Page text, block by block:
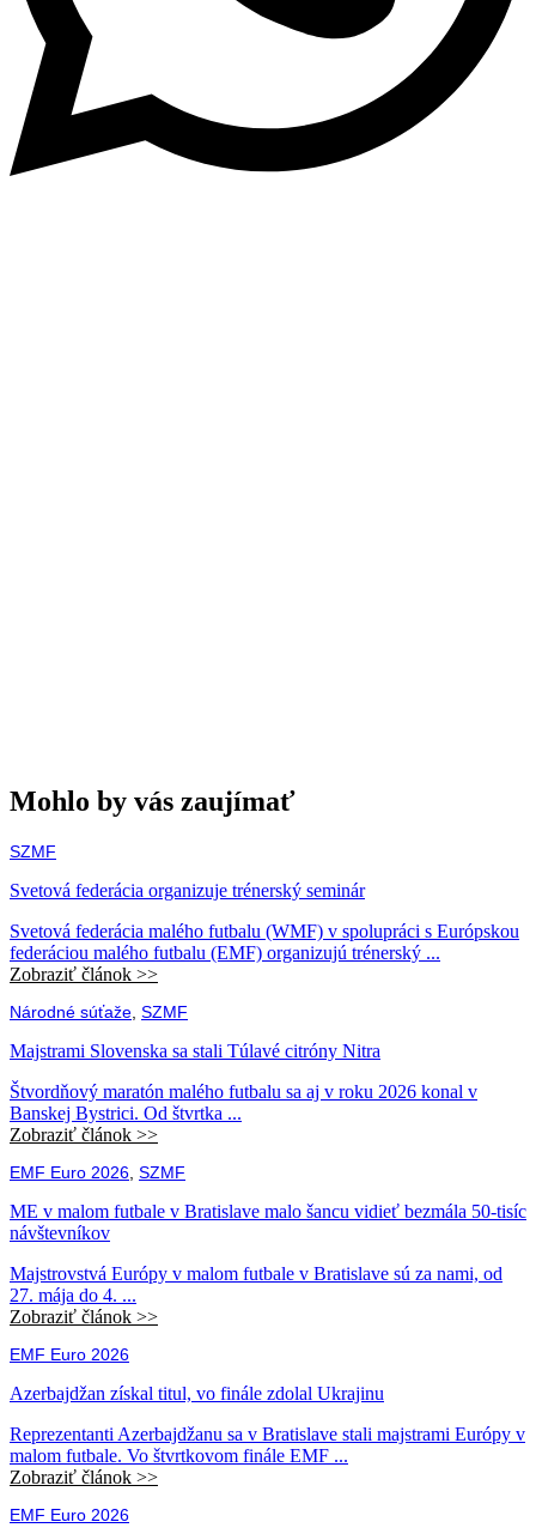
Mohlo by vás zaujímať
SZMF
Svetová federácia organizuje trénerský seminár
Svetová federácia malého futbalu (WMF) v spolupráci s Európskou
federáciou malého futbalu (EMF) organizujú trénerský ...
Zobraziť článok >>
Národné súťaže SZMF
Majstrami Slovenska sa stali Túlavé citróny Nitra
Štvordňový maratón malého futbalu sa aj v roku 2026 konal v
Banskej Bystrici. Od štvrtka ...
Zobraziť článok >>
EMF Euro 2026 SZMF
ME v malom futbale v Bratislave malo šancu vidieť bezmála 50-tisíc
návštevníkov
Majstrovstvá Európy v malom futbale v Bratislave sú za nami, od
27. mája do 4. ...
Zobraziť článok >>
EMF Euro 2026
Azerbajdžan získal titul, vo finále zdolal Ukrajinu
Reprezentanti Azerbajdžanu sa v Bratislave stali majstrami Európy v
malom futbale. Vo štvrtkovom finále EMF ...
Zobraziť článok >>
EMF Euro 2026